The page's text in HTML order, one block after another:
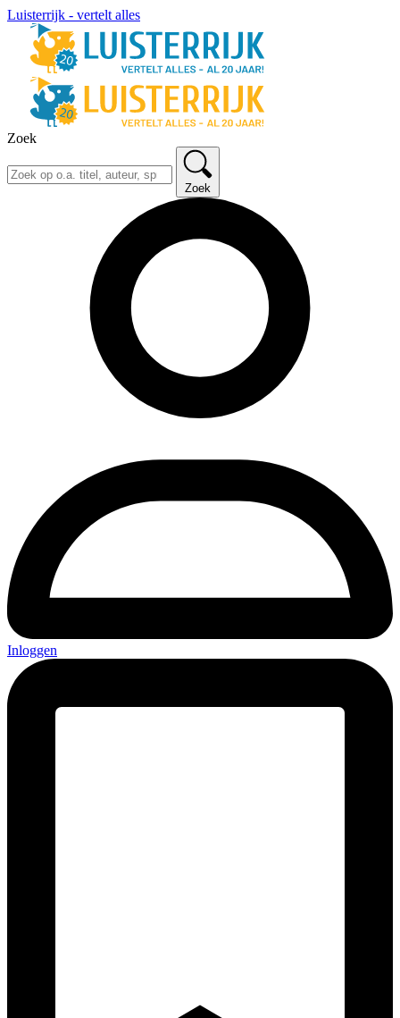
Luisterrijk - vertelt alles
Zoek
Zoek
Inloggen